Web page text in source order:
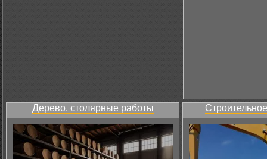
Дерево, столярные работы